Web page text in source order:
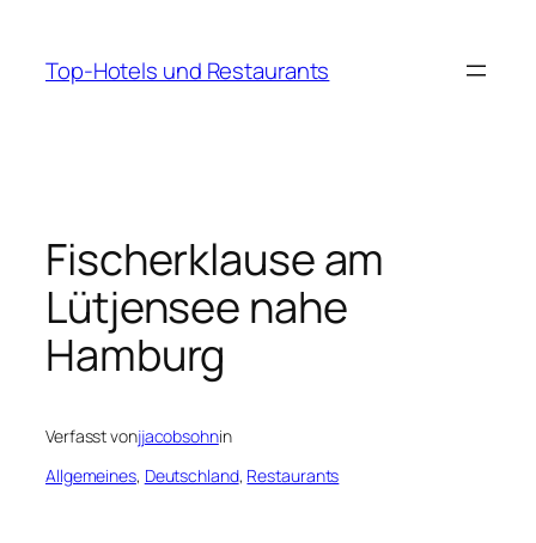
springen
Top-Hotels und Restaurants
Fischerklause am
Lütjensee nahe
Hamburg
Verfasst vonjjacobsohnin
Allgemeines, Deutschland, Restaurants